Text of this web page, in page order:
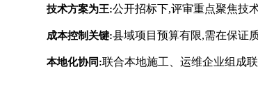
技术方案为王:公开招标下,评审重点聚焦技
成本控制关键:县域项目预算有限,需在保证
本地化协同:联合本地施工、运维企业组成